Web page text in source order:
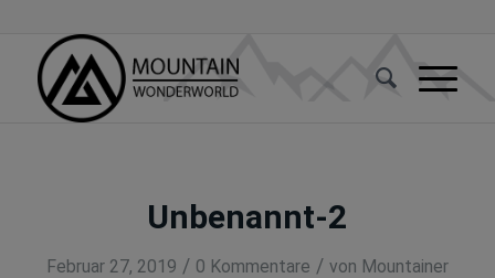
Unbenannt-2
Februar 27, 2019 / 0 Kommentare / von Mountainer